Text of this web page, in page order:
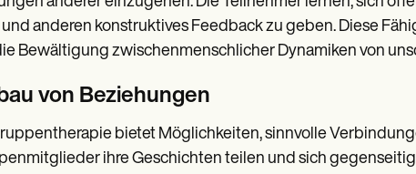
anderen konstruktives Feedback zu geben. Diese
Bewältigung zwischenmenschlicher Dynamiken von
von Beziehungen
bietet Möglichkeiten, sinnvolle
ihre Geschichten teilen und sich